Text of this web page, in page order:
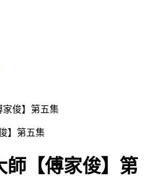
家俊】第五集
師【傅家俊】第